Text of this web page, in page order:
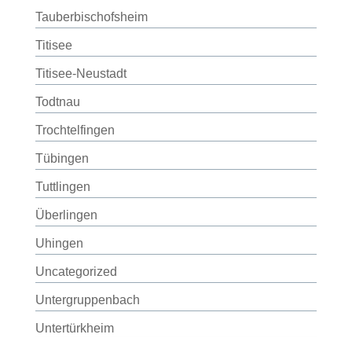
Tauberbischofsheim
Titisee
Titisee-Neustadt
Todtnau
Trochtelfingen
Tübingen
Tuttlingen
Überlingen
Uhingen
Uncategorized
Untergruppenbach
Untertürkheim